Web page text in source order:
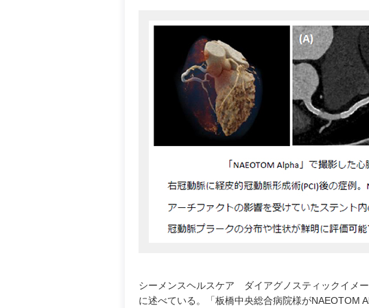
シーメンスヘルスケア ダイアグノスティックイメ
に述べている。「板橋中央総合病院様がNAEOTOM